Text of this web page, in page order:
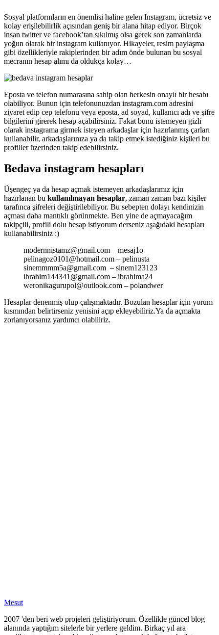
Sosyal platformların en önemlisi haline gelen Instagram, ücretsiz ve
kolay erişilebilirlik açısından geniş bir alana hitap ediyor. Birçok
insan twitter ve facebook’tan sıkılmış olsa gerek son zamanlarda
yoğun olarak bir instagram kullanıyor. Hikayeler, resim paylaşma
gibi özellikleriyle rakiplerinden bir adım önde bulunan bu sosyal
mecranın hesap alımı da oldukça kolay…
Eposta ve telefon numarasına sahip olan herkesin onaylı bir hesabı
olabiliyor. Bunun için telefonunuzdan instagram.com adresini
ziyaret edip cep telefonu veya eposta, ad soyad, kullanıcı adı ve şifre
bilgilerini girerek hesap açabilirsiniz. Fakat bunu istemeyen gizli
olarak instagrama girmek isteyen arkadaşlar için hazırlanmış çarları
kullanabilir, arkadaşlarınıza ya da takip etmek istediğiniz kişileri bu
profiller üzerinden takip edebilirsiniz.
Bedava instagram hesapları
Üşengeç ya da hesap açmak istemeyen arkadaşlarımız için
hazırlanan bu kullanılmayan hesaplar, zaman zaman bazı kişiler
tarafınca şifreleri değiştirilebiliyor. Bu sebepten dolayı kendinizin
açması daha mantıklı görünmekte. Ben yine de açmayacağım
takipçili, profili dolu hesap istiyorum derseniz aşağıdaki hesapları
kullanabilirsiniz :)
modernnistamz@gmail.com – mesaj1o
pelinagoz0101@hotmail.com – pelinusta
sinemmmm5a@gmail.com – sinem123123
ibrahim144341@gmail.com – ibrahima24
weronikagurupol@outlook.com – polandwer
Hesaplar denenmiş olup çalışmaktadır. Bozulan hesaplar için yorum
kısmından belirtirseniz yenisini açıp ekleyebiliriz.Ya da açmakta
zorlanıyorsanız yardımcı olabiliriz.
Mesut
2007 'den beri web projeleri geliştiriyorum. Özellikle güncel blog
alanında yaptığım sitelerle bir yerlere geldim. Birkaç yıl ara